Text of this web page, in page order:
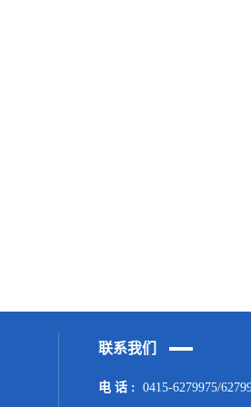
联系我们
电 话 : 0415-6279975/